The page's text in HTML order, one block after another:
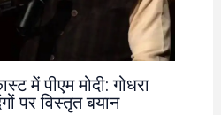
में पीएम मोदी: गोधरा
पर विस्तृत बयान